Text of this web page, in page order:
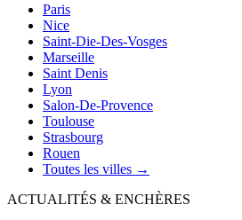
Paris
Nice
Saint-Die-Des-Vosges
Marseille
Saint Denis
Lyon
Salon-De-Provence
Toulouse
Strasbourg
Rouen
Toutes les villes →
ACTUALITÉS & ENCHÈRES